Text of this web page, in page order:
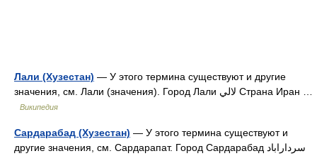
Лали (Хузестан) — У этого термина существуют и другие
значения, см. Лали (значения). Город Лали لالي Страна Иран …
Википедия
Сардарабад (Хузестан) — У этого термина существуют и
другие значения, см. Сардарапат. Город Сардарабад سرداراباد